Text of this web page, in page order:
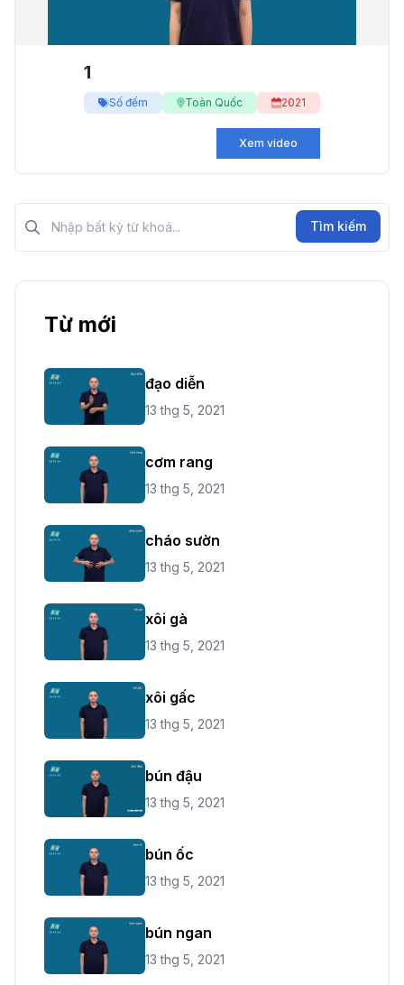
1
Số đếm Toàn Quốc 2021
Xem video
Tìm kiếm?>
Tìm kiếm
Từ mới
đạo diễn
13 thg 5, 2021
cơm rang
13 thg 5, 2021
cháo sườn
13 thg 5, 2021
xôi gà
13 thg 5, 2021
xôi gấc
13 thg 5, 2021
bún đậu
13 thg 5, 2021
bún ốc
13 thg 5, 2021
bún ngan
13 thg 5, 2021